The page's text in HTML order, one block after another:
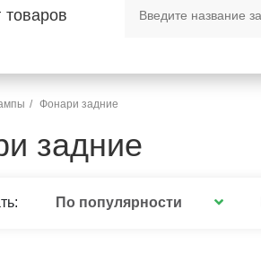
товаров
Фонари задние
задние
По популярности